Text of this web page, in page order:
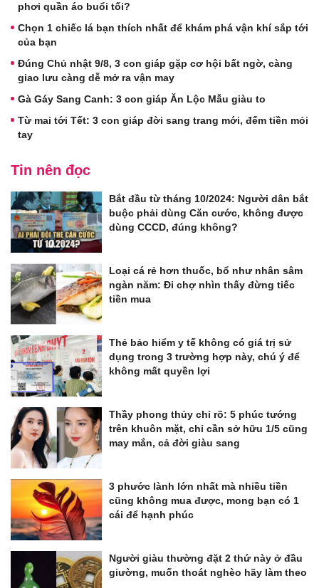
phơi quần áo buổi tối?
Chọn 1 chiếc lá bạn thích nhất để khám phá vận khí sắp tới
của bạn
Đúng Chủ nhật 9/8, 3 con giáp gặp cơ hội bất ngờ, càng
giao lưu càng dễ mở ra vận may
Gà Gáy Sang Canh: 3 con giáp Ăn Lộc Mẫu giàu to
Từ mai tới Tết: 3 con giáp đời sang trang mới, đếm tiền mỏi
tay
Tin nên đọc
Bắt đầu từ tháng 10/2024: Người dân bắt
buộc phải dùng Căn cước, không được
dùng CCCD, đúng không?
Loại cá rẻ hơn thuốc, bổ như nhân sâm
ngàn năm: Đi chợ nhìn thấy đừng tiếc
tiền mua
Thẻ bảo hiểm y tế không có giá trị sử
dụng trong 3 trường hợp này, chú ý để
không mất quyền lợi
Thầy phong thủy chỉ rõ: 5 phúc tướng
trên khuôn mặt, chỉ cần sở hữu 1/5 cũng
may mắn, cả đời giàu sang
3 phước lành lớn nhất mà nhiều tiền
cũng không mua được, mong bạn có 1
cái để hạnh phúc
Người giàu thường đặt 2 thứ này ở đầu
giường, muốn thoát nghèo hãy làm theo